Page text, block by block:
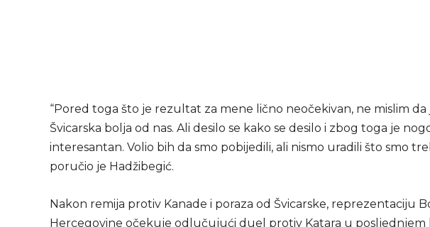
“Pored toga što je rezultat za mene lično neočekivan, ne mislim da
Švicarska bolja od nas. Ali desilo se kako se desilo i zbog toga je
interesantan. Volio bih da smo pobijedili, ali nismo uradili što smo
poručio je Hadžibegić.
Nakon remija protiv Kanade i poraza od Švicarske, reprezentaciju
Hercegovine očekuje odlučujući duel protiv Katara u posljednjem